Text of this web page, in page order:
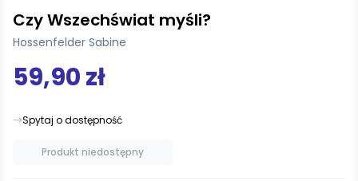
Czy Wszechświat myśli?
Hossenfelder Sabine
59,90 zł
Spytaj o dostępność
Produkt niedostępny